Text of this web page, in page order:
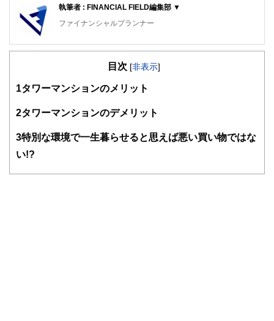
執筆者 : FINANCIAL FIELD編集部 ▼
ファイナンシャルプランナー
FinancialField編集部は、金融、経済に関する記事を、日々
知識がない方でも理解できるようわかりやすく発信していま
得者を中心に「お金や暮らし」に関する書籍・雑誌の編集経
験者で構成され、企画立案から記事掲載まですべての工程に
関わることで、読者目線のコンテンツを追求しています。
ドバイザー、DCプランナー、公認会計士、社会保険労務
目次 [非表示]
1タワーマンションのメリット
2タワーマンションのデメリット
3特別な環境で一生暮らせると思えば悪い買い物ではな
い!?